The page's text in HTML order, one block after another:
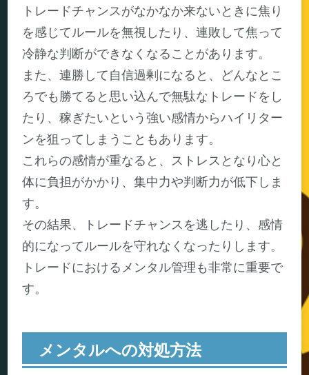
トレードチャンスがなかなか来ないときに焦り
を感じてルールを無視したり、連敗して焦って
冷静な判断ができなくなることがあります。
また、連勝して自信過剰になると、どんなとこ
ろでも勝てると思い込んで無駄なトレードをし
たり、稼ぎたいという強い感情からハイリター
ンを狙ってしまうこともあります。
これらの感情が重なると、ストレスとなり心と
体に負担がかかり、集中力や判断力が低下しま
す。
その結果、トレードチャンスを逃したり、感情
的になってルールを守れなくなったりします。
トレードにおけるメンタル管理も非常に重要で
す。
メンタルへの対処方法